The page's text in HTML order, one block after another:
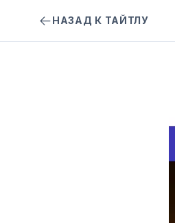
НАЗАД К ТАЙТЛУ